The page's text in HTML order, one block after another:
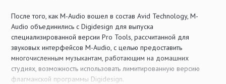
После того, как M-Audio вошел в состав Avid Technology, M-
Audio объединились с Digidesign для выпуска
специализированной версии Pro Tools, рассчитанной для
звуковых интерфейсов M-Audio, с целью предоставить
многочисленным музыкантам, работающим на домашних
студиях, возможность использовать лимитированную версию
флагманской программы Digidesign.